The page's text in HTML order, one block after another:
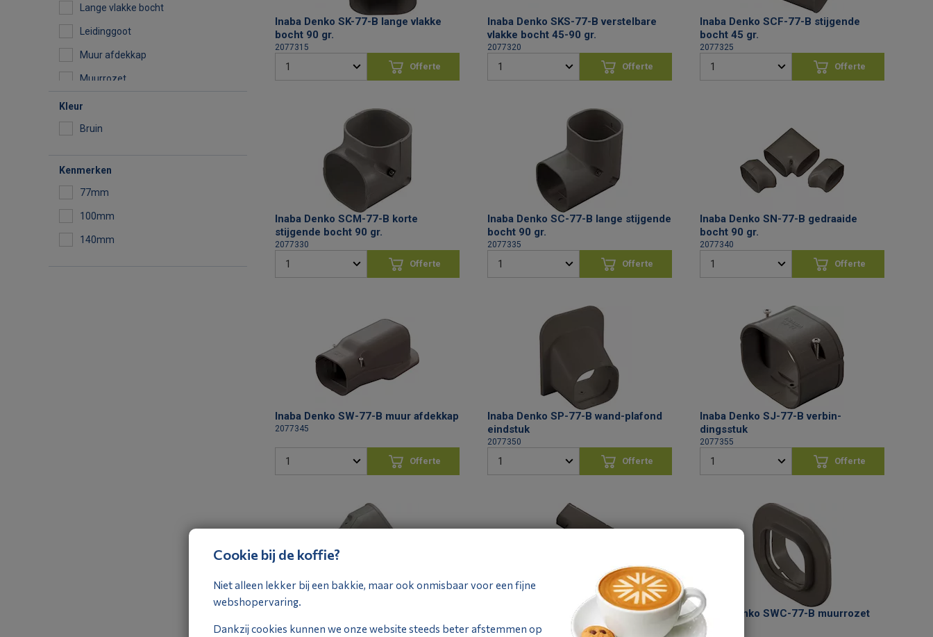
Lange vlakke bocht
Leidinggoot
Muur afdekkap
Muurrozet
Sok
Sprongbocht
T-stuk
Verbindingsstuk
Verloopstuk
Verstelbare vlakke bocht
Kleur
Bruin
Kenmerken
77mm
100mm
140mm
Inaba Denko SK-77-B lange vlakke
bocht 90 gr.
2077315
Offerte
aanvragen
Inaba Denko SKS-77-B verstelbare
vlakke bocht 45-90 gr.
2077320
Offerte
aanvragen
Inaba Denko SCF-77-B stijgende
bocht 45 gr.
2077325
Offerte
aanvragen
Inaba Denko SCM-77-B korte
stijgende bocht 90 gr.
2077330
Offerte
aanvragen
Inaba Denko SC-77-B lange stijgende
bocht 90 gr.
2077335
Offerte
aanvragen
Inaba Denko SN-77-B gedraaide
bocht 90 gr.
2077340
Offerte
aanvragen
Inaba Denko SW-77-B muur afdekkap
2077345
Offerte
aanvragen
Inaba Denko SP-77-B wand-plafond
eindstuk
2077350
Offerte
aanvragen
Inaba Denko SJ-77-B verbin­
dingsstuk
2077355
Offerte
aanvragen
verloopstuk
Inaba Denko ST-77-B T-stuk
2077365
Inaba Denko SWC-77-B muurrozet
2077370
Cookie bij de koffie?
Niet alleen lekker bij een bakkie, maar ook onmisbaar voor een fijne
webshopervaring.
Dankzij cookies kunnen we onze website steeds beter afstemmen op